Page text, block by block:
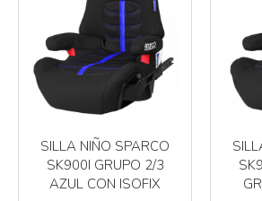
SILLA NIÑO SPARCO
SK900I GRUPO 2/3
AZUL CON ISOFIX